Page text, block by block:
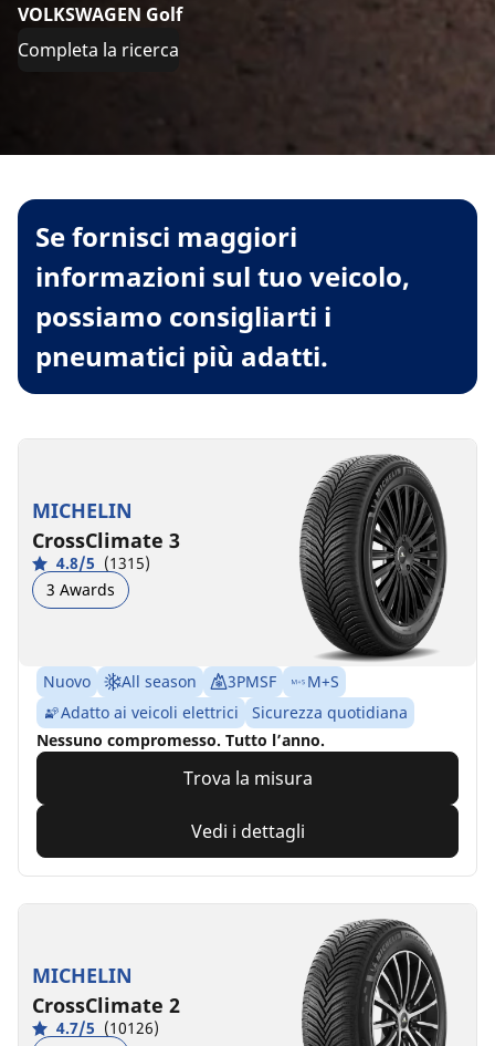
VOLKSWAGEN Golf
Completa la ricerca
Se fornisci maggiori
informazioni sul tuo veicolo,
possiamo consigliarti i
pneumatici più adatti.
MICHELIN
CrossClimate 3
4.8/5 (1315)
3 Awards
Nuovo All season 3PMSF
M+S
Adatto ai veicoli elettrici
Sicurezza quotidiana
Nessuno compromesso. Tutto l’anno.
Trova la misura
Vedi i dettagli
MICHELIN
CrossClimate 2
4.7/5 (10126)